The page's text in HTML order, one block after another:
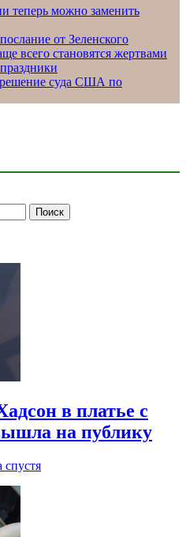
теперь можно заменить
от Зеленского
всего становятся жертвами
решение суда США по
в платье с
на публику
спустя